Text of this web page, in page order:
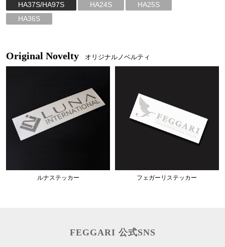
HA37S/HA97S HA24S
HA25S
HA36S
Original Novelty オリジナルノベルティ
ルナステッカー フェガーリステッカー
FEGGARI 公式SNS